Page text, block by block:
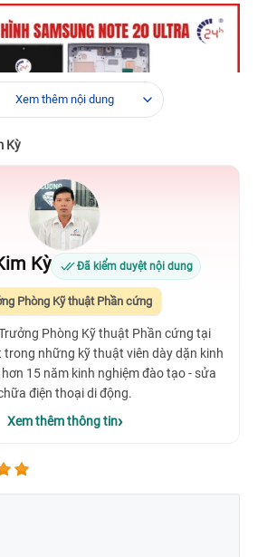
cung cấp dịch vụthay pin Samsung
hãng 100% dung lượng.
Xem thêm nội dung
Kỳ
Kỳ Đã kiểm duyệt nội dung
Phòng Kỹ thuật Phần cứng
Phòng Kỹ thuật Phần cứng tại
trong những kỹ thuật viên dày dặn kinh
15 năm kinh nghiệm đào tạo - sửa
điện thoại di động.
Xem thêm thông tin